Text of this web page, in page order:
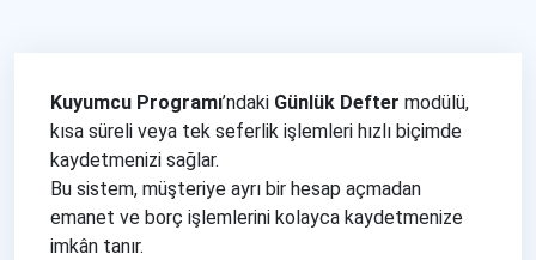
Kuyumcu Programı’ndaki Günlük Defter modülü,
kısa süreli veya tek seferlik işlemleri hızlı biçimde
kaydetmenizi sağlar.
Bu sistem, müşteriye ayrı bir hesap açmadan
emanet ve borç işlemlerini kolayca kaydetmenize
imkân tanır.